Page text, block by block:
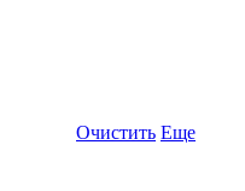
Очистить Еще